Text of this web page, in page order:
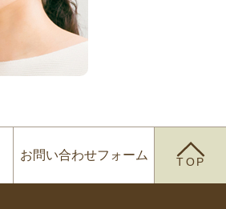
TOP
お問い合わせフォーム